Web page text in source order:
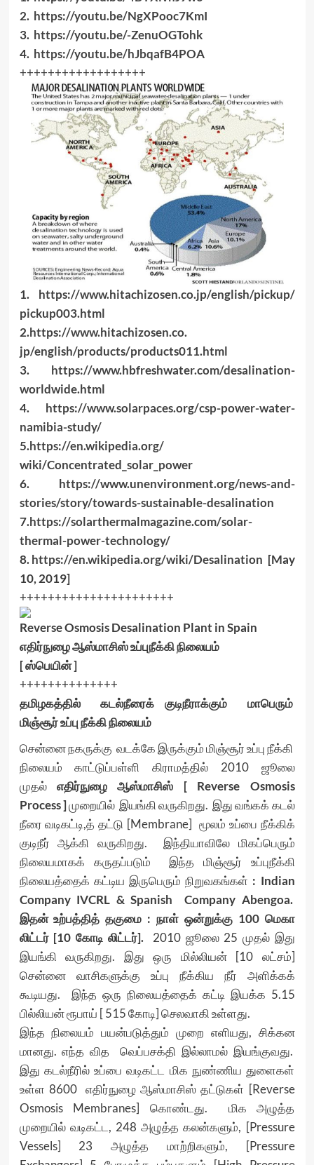
2. https://youtu.be/NgXPooc7KmI
3. https://youtu.be/-ZenuOGTohk
4. https://youtu.be/hJbqafB4POA
++++++++++++++++++
1. https://www.hitachizosen.co.jp/english/pickup/
pickup003.html
2.https://www.hitachizosen.co.
jp/english/products/products011.html
3. https://www.hbfreshwater.com/desalination-
worldwide.html
4. https://www.solarpaces.org/csp-power-water-
namibia-study/
5.https://en.wikipedia.org/
wiki/Concentrated_solar_power
6. https://www.unenvironment.org/news-and-
stories/story/towards-sustainable-desalination
7.https://solarthermalmagazine.com/solar-
thermal-power-technology/
8.https://en.wikipedia.org/wiki/Desalination [May
10, 2019]
++++++++++++++++++++++
Reverse Osmosis Desalination Plant in Spain
எதிர்நுழை ஆஸ்மாசிஸ் உப்புநீக்கி நிலையம்
[ ஸ்பெயின் ]
++++++++++++++
தமிழகத்தில் கடல்நீரைக் குடிநீராக்கும் மாபெரும்
மிஞ்சூர் உப்பு நீக்கி நிலையம்
சென்னை நகருக்கு வடக்கே இருக்கும் மிஞ்சூர் உப்பு நீக்கி
நிலையம் காட்டுப்பள்ளி கிராமத்தில் 2010 ஜூலை
முதல் எதிர்நுழை ஆஸ்மாசிஸ் [ Reverse Osmosis
Process ]முறையில் இயங்கி வருகிறது. இது வங்கக் கடல்
நீரை வடிகட்டி,த் தட்டு [Membrane] மூலம் உப்பை நீக்கிக்
குடிநீர் ஆக்கி வருகிறது. இந்தியாவிலே மிகப்பெரும்
நிலையமாகக் கருதப்படும் இந்த மிஞ்சூர் உப்புநீக்கி
நிலையத்தைக் கட்டிய இருபெரும் நிறுவகங்கள் : Indian
Company IVCRL & Spanish Company Abengoa.
இதன் உற்பத்தித் தகுமை : நாள் ஒன்றுக்கு 100 மெகா
லிட்டர் [10 கோடி லிட்டர்]. 2010 ஜூலை 25 முதல் இது
இயங்கி வருகிறது. இது ஒரு மில்லியன் [10 லட்சம்]
சென்னை வாசிகளுக்கு உப்பு நீக்கிய நீர் அளிக்கக்
கூடியது. இந்த ஒரு நிலையத்தைக் கட்டி இயக்க 5.15
பில்லியன் ரூபாய் [ 515 கோடி] செலவாகி உள்ளது.
இந்த நிலையம் பயன்படுத்தும் முறை எளியது, சிக்கன
மானது. எந்த வித வெப்பசக்தி இல்லாமல் இயங்குவது.
இது கடல்நீரில் உப்பை வடிகட்ட மிக நுண்ணிய துளைகள்
உள்ள 8600 எதிர்நுழை ஆஸ்மாசிஸ் தட்டுகள் [Reverse
Osmosis Membranes] கொண்டது. மிக அழுத்த
முறையில் வடிகட்ட, 248 அழுத்த கலன்களும், [Pressure
Vessels] 23 அழுத்த மாற்றிகளும், [Pressure